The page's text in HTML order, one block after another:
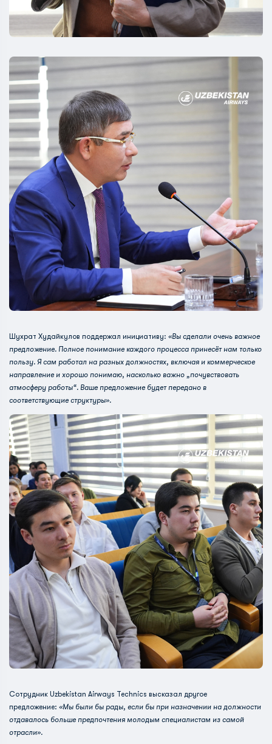
Шухрат Худайкулов поддержал инициативу: «Вы сделали очень важное
предложение. Полное понимание каждого процесса принесёт нам только
пользу. Я сам работал на разных должностях, включая и коммерческое
направление и хорошо понимаю, насколько важно „почувствовать
атмосферу работы“. Ваше предложение будет передано в
соответствующие структуры».
Сотрудник Uzbekistan Airways Technics высказал другое
предложение: «Мы были бы рады, если бы при назначении на должности
отдавалось больше предпочтения молодым специалистам из самой
отрасли».